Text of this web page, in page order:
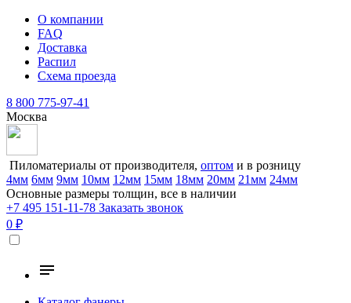
О компании
FAQ
Доставка
Распил
Схема проезда
8 800 775-97-41
Москва
Пиломатериалы от производителя, оптом и в розницу
4мм 6мм 9мм 10мм 12мм 15мм 18мм 20мм 21мм 24мм
Основные размеры толщин, все в наличии
+7 495 151-11-78 Заказать звонок
0 ₽